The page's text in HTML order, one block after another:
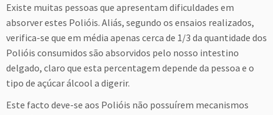
Existe muitas pessoas que apresentam dificuldades em
absorver estes Polióis. Aliás, segundo os ensaios realizados,
verifica-se que em média apenas cerca de 1/3 da quantidade dos
Polióis consumidos são absorvidos pelo nosso intestino
delgado, claro que esta percentagem depende da pessoa e o
tipo de açúcar álcool a digerir.
Este facto deve-se aos Polióis não possuírem mecanismos